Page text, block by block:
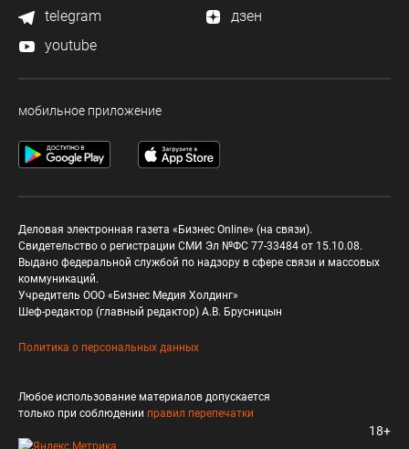
telegram
дзен
youtube
мобильное приложение
Деловая электронная газета «Бизнес Online» (на связи).
Свидетельство о регистрации СМИ Эл №ФС 77-33484 от 15.10.08.
Выдано федеральной службой по надзору в сфере связи и массовых
коммуникаций.
Учредитель ООО «Бизнес Медия Холдинг»
Шеф-редактор (главный редактор) А.В. Брусницын
Политика о персональных данных
Любое использование материалов допускается
только при соблюдении правил перепечатки
18+